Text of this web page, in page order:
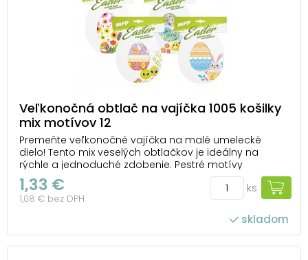
Veľkonočná obtlač na vajíčka 1005 košilky
mix motívov 12
Premeňte veľkonočné vajíčka na malé umelecké
dielo! Tento mix veselých obtlačkov je ideálny na
rýchle a jednoduché zdobenie. Pestré motívy
ponúkajú niečo pre každého – stačí si vybrať a oživiť
vajíčka farbami a zábavou. Vytvorte si svoju vlastnú
veľkonočnú kolekciu a prineste do sviatkov vesel...
1,33 €
1,08 € bez DPH
ks
skladom